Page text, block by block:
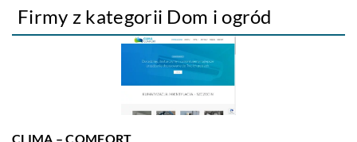
Firmy z kategorii Dom i ogród
CLIMA – COMFORT